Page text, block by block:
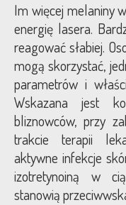
Im więcej melaniny
energię lasera.
reagować słabiej.
mogą skorzystać,
parametrów i
Wskazana jest
bliznowców, przy
trakcie terapii
aktywne infekcje
izotretynoiną w
stanowią